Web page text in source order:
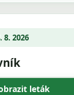
8. 2026
leták